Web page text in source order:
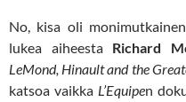
No, kisa oli
lukea aiheesta Richard
LeMond, Hinault and the
katsoa vaikka L’Equipen